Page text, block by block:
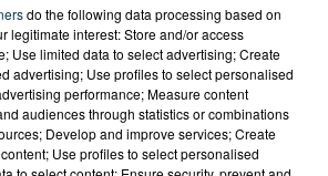
do the following data processing based on
legitimate interest: Store and/or access
Use limited data to select advertising; Create
advertising; Use profiles to select personalised
performance; Measure content
audiences through statistics or combinations
Develop and improve services; Create
Use profiles to select personalised